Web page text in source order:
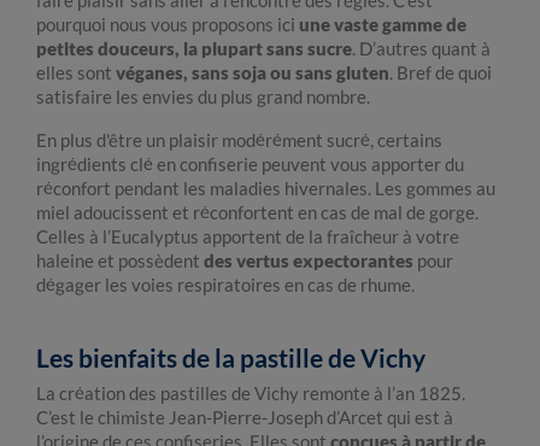
pourquoi nous vous proposons ici une vaste gamme de
petites douceurs, la plupart sans sucre. D’autres quant à
elles sont véganes, sans soja ou sans gluten. Bref de quoi
satisfaire les envies du plus grand nombre.
En plus d'être un plaisir modérément sucré, certains
ingrédients clé en confiserie peuvent vous apporter du
réconfort pendant les maladies hivernales. Les gommes au
miel adoucissent et réconfortent en cas de mal de gorge.
Celles à l’Eucalyptus apportent de la fraîcheur à votre
haleine et possèdent des vertus expectorantes pour
dégager les voies respiratoires en cas de rhume.
Les bienfaits de la pastille de Vichy
La création des pastilles de Vichy remonte à l’an 1825.
C’est le chimiste Jean-Pierre-Joseph d’Arcet qui est à
l’origine de ces confiseries. Elles sont conçues à partir de